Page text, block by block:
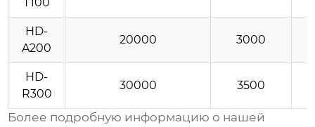
T100
HD-
A200
20000 3000
HD-
R300
30000 3500
Более подробную информацию о нашей